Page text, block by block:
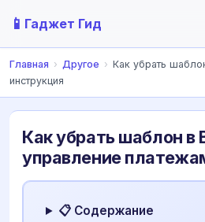
📱 Гаджет Гид
Главная › Другое › Как убрать
инструкция
Как убрать шаблон в
управление
📋 Содержание